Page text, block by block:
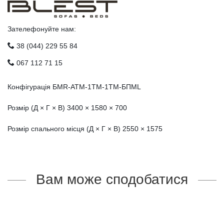
Зателефонуйте нам:
38 (044) 229 55 84
067 112 71 15
Конфігурація БМR-ATM-1TM-1TM-БПМL
Розмір (Д × Г × В) 3400 × 1580 × 700
Розмір спального місця (Д × Г × В) 2550 × 1575
Вам може сподобатися